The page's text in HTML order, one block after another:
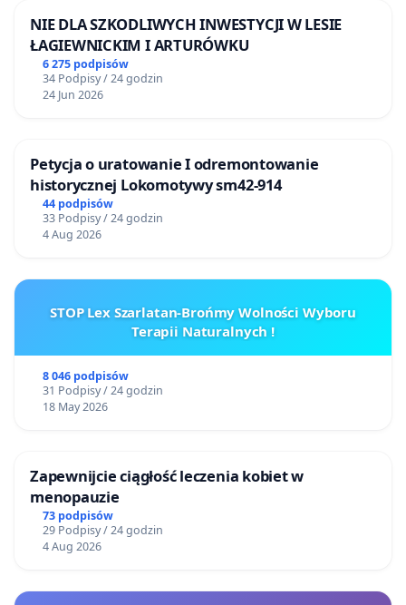
NIE DLA SZKODLIWYCH INWESTYCJI W LESIE
ŁAGIEWNICKIM I ARTURÓWKU
6 275 podpisów
34 Podpisy / 24 godzin
24 Jun 2026
Petycja o uratowanie I odremontowanie
historycznej Lokomotywy sm42-914
44 podpisów
33 Podpisy / 24 godzin
4 Aug 2026
STOP Lex Szarlatan-Brońmy Wolności Wyboru
Terapii Naturalnych !
8 046 podpisów
31 Podpisy / 24 godzin
18 May 2026
Zapewnijcie ciągłość leczenia kobiet w
menopauzie
73 podpisów
29 Podpisy / 24 godzin
4 Aug 2026